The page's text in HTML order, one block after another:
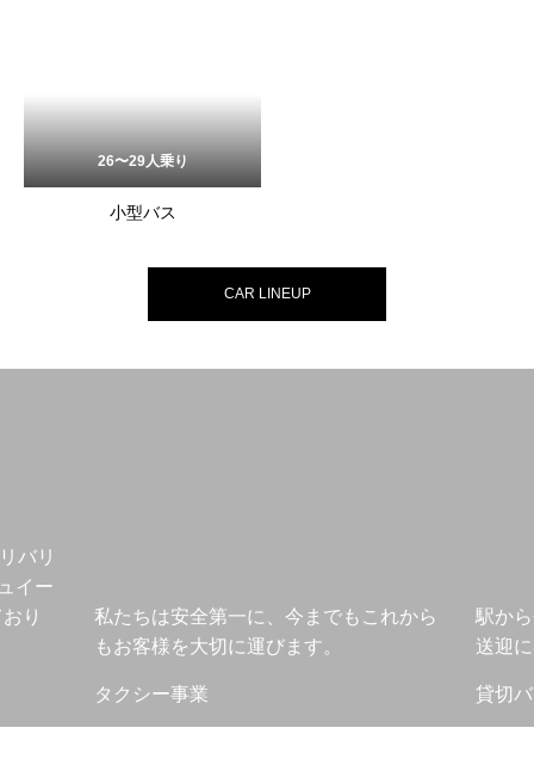
26〜29人乗り
小型バス
CAR LINEUP
バリ
イー
り
私たちは安全第一に、今までもこれから
もお客様を大切に運びます。
タクシー事業
駅か
送迎
貸切